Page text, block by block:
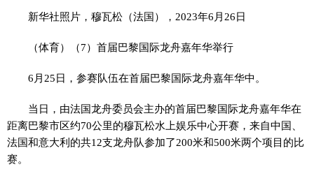
新华社照片，穆瓦松（法国），2023年6月26日
（体育）（7）首届巴黎国际龙舟嘉年华举行
6月25日，参赛队伍在首届巴黎国际龙舟嘉年华中。
当日，由法国龙舟委员会主办的首届巴黎国际龙舟嘉年华在
距离巴黎市区约70公里的穆瓦松水上娱乐中心开赛，来自中国、
法国和意大利的共12支龙舟队参加了200米和500米两个项目的比
赛。